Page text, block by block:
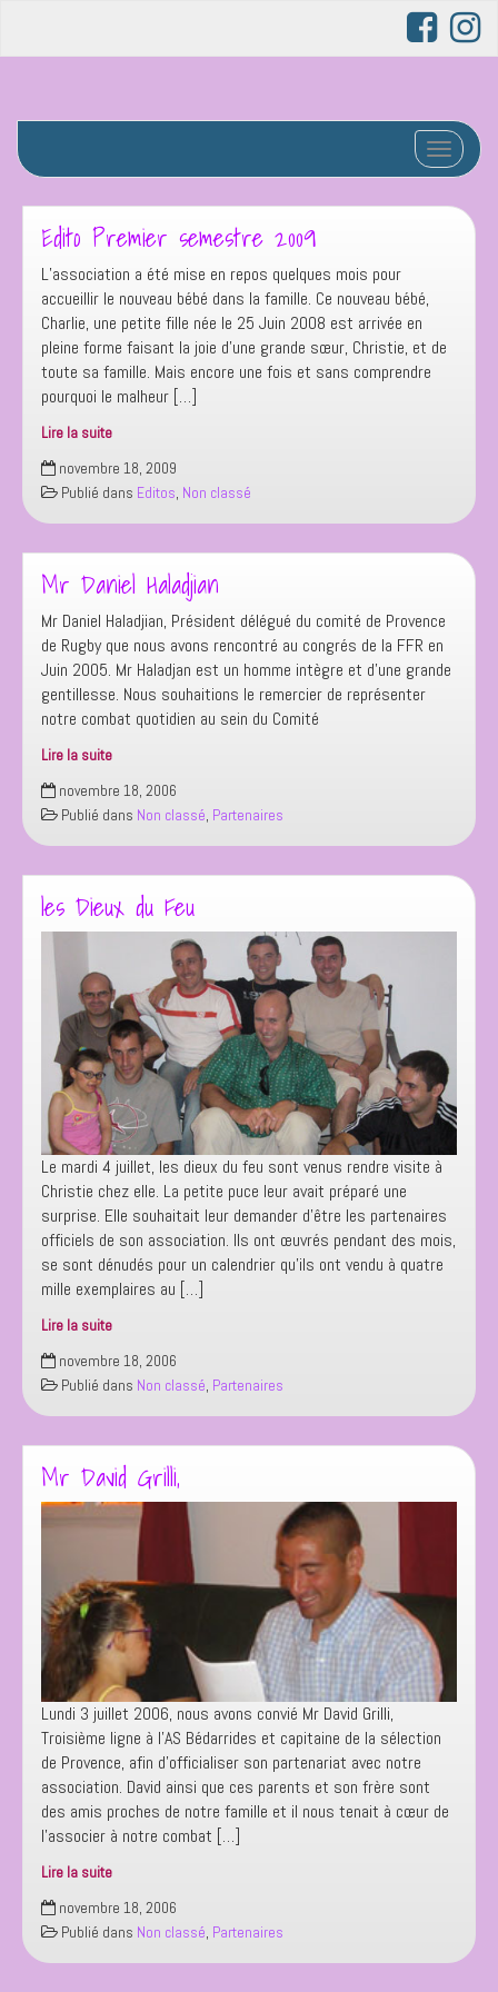
Afficher/
Edito Premier semestre 2009
L’association a été mise en repos quelques mois pour
accueillir le nouveau bébé dans la famille. Ce nouveau bébé,
Charlie, une petite fille née le 25 Juin 2008 est arrivée en
pleine forme faisant la joie d’une grande sœur, Christie, et de
toute sa famille. Mais encore une fois et sans comprendre
pourquoi le malheur […]
Lire la suite
Edito
Premier
semestre
2009
novembre 18, 2009
Publié dans Editos, Non classé
Mr Daniel Haladjian
Mr Daniel Haladjian, Président délégué du comité de Provence
de Rugby que nous avons rencontré au congrés de la FFR en
Juin 2005. Mr Haladjan est un homme intègre et d’une grande
gentillesse. Nous souhaitions le remercier de représenter
notre combat quotidien au sein du Comité
Lire la suite
Mr
Daniel
Haladjian
novembre 18, 2006
Publié dans Non classé, Partenaires
les Dieux du Feu
Le mardi 4 juillet, les dieux du feu sont venus rendre visite à
Christie chez elle. La petite puce leur avait préparé une
surprise. Elle souhaitait leur demander d’être les partenaires
officiels de son association. Ils ont œuvrés pendant des mois,
se sont dénudés pour un calendrier qu’ils ont vendu à quatre
mille exemplaires au […]
Lire la suite
les
Dieux
du
Feu
novembre 18, 2006
Publié dans Non classé, Partenaires
Mr David Grilli,
Lundi 3 juillet 2006, nous avons convié Mr David Grilli,
Troisième ligne à l’AS Bédarrides et capitaine de la sélection
de Provence, afin d’officialiser son partenariat avec notre
association. David ainsi que ces parents et son frère sont
des amis proches de notre famille et il nous tenait à cœur de
l’associer à notre combat […]
Lire la suite
Mr
David
Grilli,
novembre 18, 2006
Publié dans Non classé, Partenaires